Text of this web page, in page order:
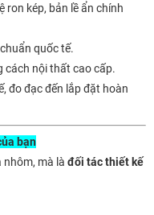
ron kép, bản lề ẩn chính
quốc tế.
cách nội thất cao cấp.
đo đạc đến lắp đặt hoàn
bạn
nhôm, mà là đối tác thiết kế